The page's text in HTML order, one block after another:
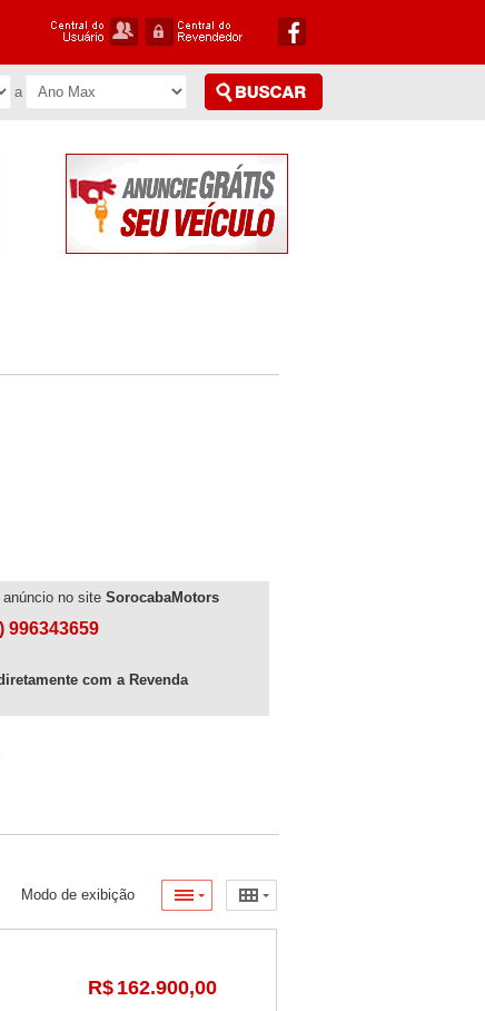
no site SorocabaMotors
996343659
com a Revenda
Modo de exibição
R$ 162.900,00